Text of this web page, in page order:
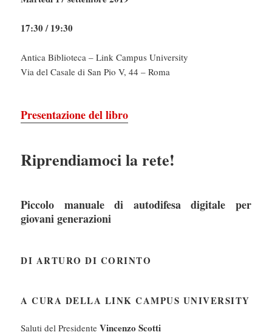
17:30 / 19:30
Antica Biblioteca – Link Campus University
Via del Casale di San Pio V, 44 – Roma
Presentazione del libro
Riprendiamoci la rete!
Piccolo manuale di autodifesa digitale per
giovani generazioni
DI ARTURO DI CORINTO
A CURA DELLA LINK CAMPUS UNIVERSITY
Saluti del PresidenteVincenzo Scotti